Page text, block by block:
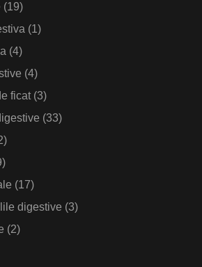
(19)
(1)
(4)
(4)
ficat(3)
(33)
(17)
digestive (3)
(2)